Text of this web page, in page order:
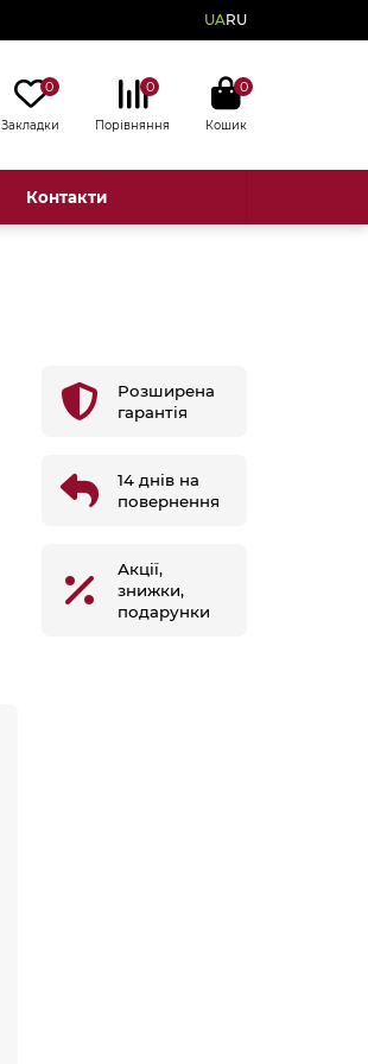
UARU
0
Закладки
0
Порівняння
0
Кошик
Контакти
Розширена
гарантія
14 днів на
повернення
Акції,
знижки,
подарунки